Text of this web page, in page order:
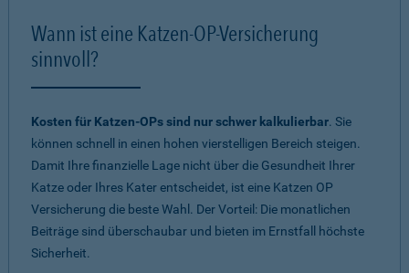
Wann ist eine Katzen-OP-Versicherung
sinnvoll?
Kosten für Katzen-OPs sind nur schwer kalkulierbar. Sie
können schnell in einen hohen vierstelligen Bereich steigen.
Damit Ihre finanzielle Lage nicht über die Gesundheit Ihrer
Katze oder Ihres Kater entscheidet, ist eine Katzen OP
Versicherung die beste Wahl. Der Vorteil: Die monatlichen
Beiträge sind überschaubar und bieten im Ernstfall höchste
Sicherheit.